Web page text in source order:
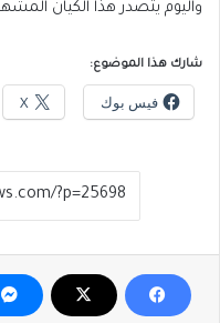
واليوم يتصدر هذا الكيان
شارك هذا الموضوع:
فيس بوك X